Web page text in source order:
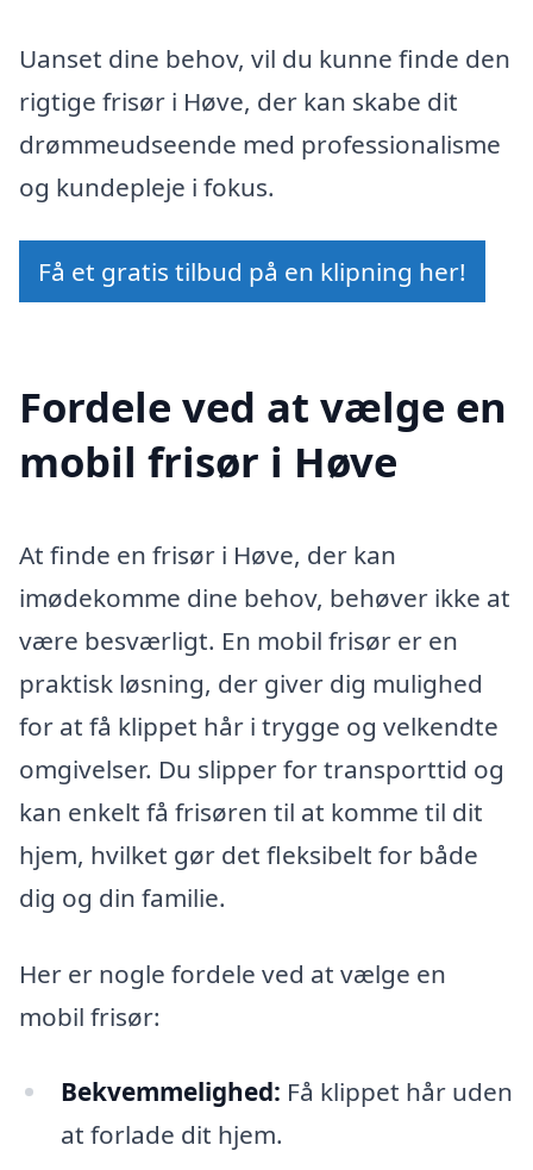
Uanset dine behov, vil du kunne finde den
rigtige frisør i Høve, der kan skabe dit
drømmeudseende med professionalisme
og kundepleje i fokus.
Få et gratis tilbud på en klipning her!
Fordele ved at vælge en
mobil frisør i Høve
At finde en frisør i Høve, der kan
imødekomme dine behov, behøver ikke at
være besværligt. En mobil frisør er en
praktisk løsning, der giver dig mulighed
for at få klippet hår i trygge og velkendte
omgivelser. Du slipper for transporttid og
kan enkelt få frisøren til at komme til dit
hjem, hvilket gør det fleksibelt for både
dig og din familie.
Her er nogle fordele ved at vælge en
mobil frisør:
Bekvemmelighed: Få klippet hår uden
at forlade dit hjem.